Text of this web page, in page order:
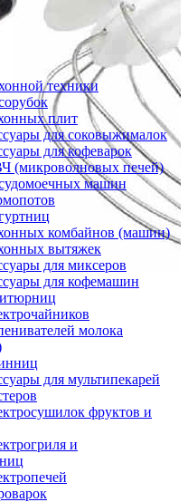
техники
плит
для соковыжималок
для кофеварок
(микроволновых печей)
машин
комбайнов (машин)
вытяжек
для миксеров
для кофемашин
молока
для мультипекарей
фруктов и
и